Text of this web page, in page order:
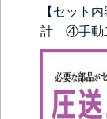
【セッ
計 ④手動